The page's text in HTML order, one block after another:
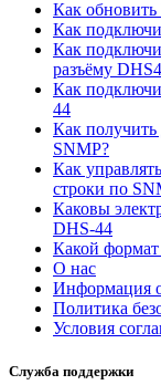
Как
Как
Как
разъёму
Как
44
Как
SNMP?
Как
строки по
Каковы
DHS-44
Какой формат
О нас
Информация
Политика
Условия
Служба поддержки